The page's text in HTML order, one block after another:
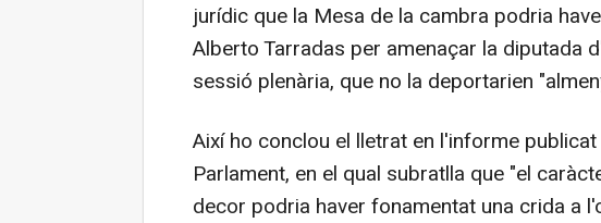
jurídic que la Mesa de la cambra podria
Alberto Tarradas per amenaçar la diputada
sessió plenària, que no la deportarien
Així ho conclou el lletrat en l'informe
Parlament, en el qual subratlla que "el
decor podria haver fonamentat una crida a